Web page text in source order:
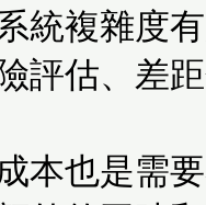
統複雜度
評估、差
本也是需